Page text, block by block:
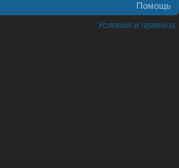
Помощь
Условия и правила